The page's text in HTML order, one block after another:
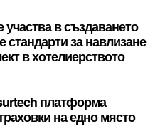
в създаването
за навлизане
в хотелиерството
платформа
на едно място